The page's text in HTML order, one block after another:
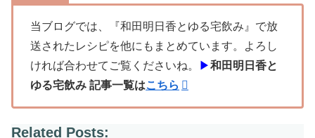
当ブログでは、『和田明日香とゆる宅飲み』で放
送されたレシピを他にもまとめています。よろし
ければ合わせてご覧くださいね。
▶和田明日香と
ゆる宅飲み 記事一覧はこちら
Related Posts: